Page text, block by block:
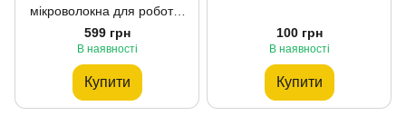
мікроволокна для робота-
склоочисника RCW 2
599 грн
В наявності
Купити
100 грн
В наявності
Купити